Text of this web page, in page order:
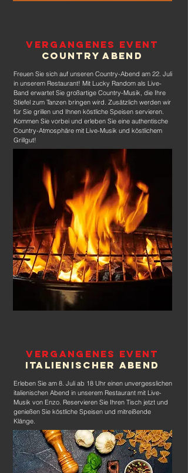
Vergangenes Event
Country Abend
Freuen Sie sich auf unseren Country-Abend am 22. Juli
in unserem Restaurant! Mit Lucky Random als Live-
Band erwartet Sie großartige Country-Musik, die Ihre
Stiefel zum Tanzen bringen wird. Zusätzlich werden wir
für Sie grillen und Ihnen köstliche Speisen servieren.
Kommen Sie vorbei und erleben Sie eine authentische
Country-Atmosphäre mit Live-Musik und köstlichem
Grillgut!
Vergangenes Event
Italienischer Abend
Erleben Sie am 8. Juli ab 18 Uhr einen unvergesslichen
italienischen Abend in unserem Restaurant mit Live-
Musik von Enzo. Reservieren Sie Ihren Tisch jetzt und
genießen Sie köstliche Speisen und mitreißende
Klänge.